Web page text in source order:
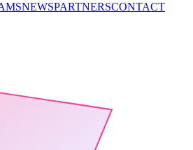
NEWSPARTNERSCONTACT